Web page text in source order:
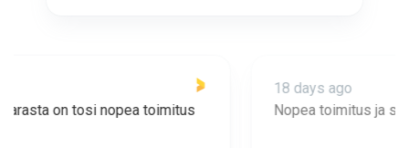
Nopea toimitus ja super asiakaspalvelua 🩷